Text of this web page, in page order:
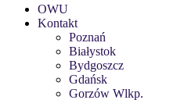
OWU
Kontakt
Poznań
Białystok
Bydgoszcz
Gdańsk
Gorzów Wlkp.